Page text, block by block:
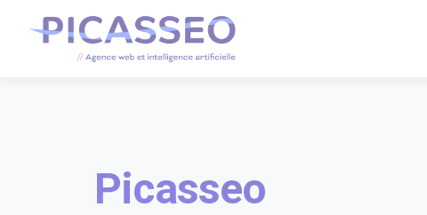
Picasseo